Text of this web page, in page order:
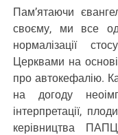
Пам’ятаючи
своєму, ми все
нормалізації
Церквами на
про автокефалію.
на догоду
інтерпретації,
керівництва